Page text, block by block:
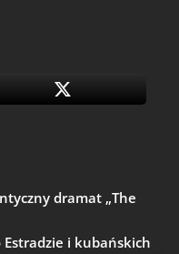
dramat „The
i kubańskich